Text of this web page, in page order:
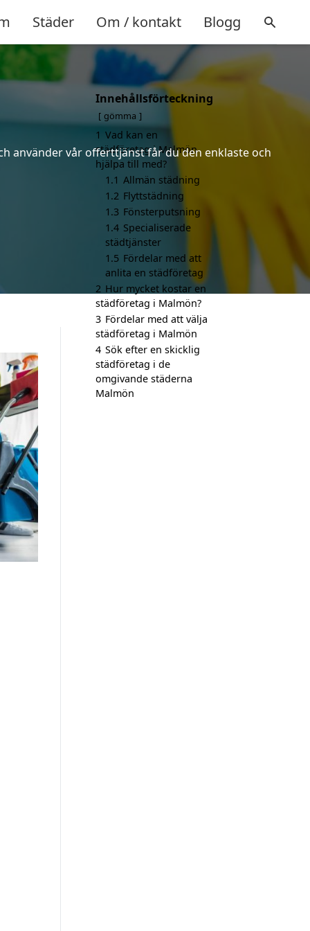
Städer Om / kontakt Blogg
använder vår offerttjänst får du den enklaste och
Innehållsförteckning
gömma
1 Vad kan en
städföretag i Malmön
hjälpa till med?
1.1 Allmän städning
1.2 Flyttstädning
1.3 Fönsterputsning
1.4 Specialiserade
städtjänster
1.5 Fördelar med att
anlita en städföretag
2 Hur mycket kostar en
städföretag i Malmön?
3 Fördelar med att välja
städföretag i Malmön
4 Sök efter en skicklig
städföretag i de
omgivande städerna
Malmön